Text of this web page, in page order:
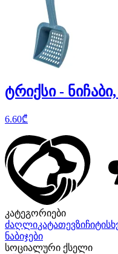
ტრიქსი -
6.60₾
კატეგორიები
ძაღლიკატათევზიჩიტი
ნაბიჯები
სოციალური ქსელი